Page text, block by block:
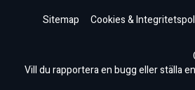
Sitemap Cookies &
Vill du rapportera en bugg eller ställa